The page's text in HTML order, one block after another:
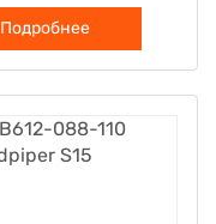
Подробнее